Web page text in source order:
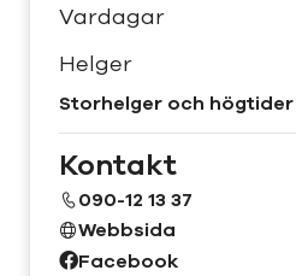
Vardagar
Helger
Storhelger och högtider
Kontakt
090-12 13 37
Webbsida
Facebook